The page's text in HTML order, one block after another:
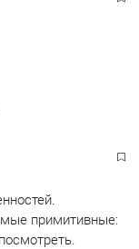
примитивные: